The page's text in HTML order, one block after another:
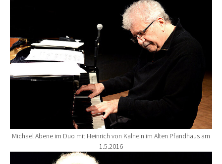
Michael Abene im Duo mit Heinrich von Kalnein im Alten Pfandhaus am
1.5.2016
Show larger version for: